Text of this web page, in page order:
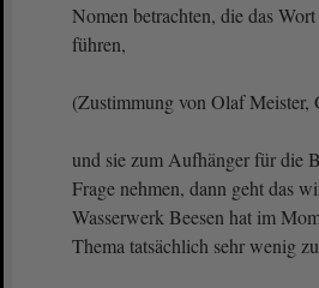
Nomen betrachten, die das Wort
führen,
(Zustimmung von Olaf Meister,
und sie zum Aufhänger für die
Frage nehmen, dann geht das
Wasserwerk Beesen hat im
Thema tatsächlich sehr wenig